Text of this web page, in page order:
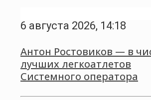
6 августа 2026, 14:18
Антон Ростовиков — в
лучших легкоатлетов
Системного оператора